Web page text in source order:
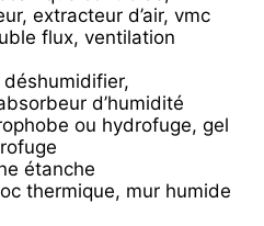
extracteur d’air, vmc
flux, ventilation
d’humidité
ou hydrofuge, gel
étanche
thermique, mur humide